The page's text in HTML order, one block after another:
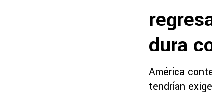
dura
América
tendrían